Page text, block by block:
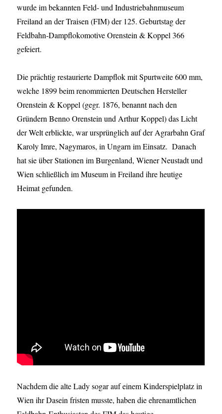
wurde im bekannten Feld- und Industriebahnmuseum
Freiland an der Traisen (FIM) der 125. Geburtstag der
Feldbahn-Dampflokomotive Orenstein & Koppel 366
gefeiert.
Die prächtig restaurierte Dampflok mit Spurtweite 600 mm,
welche 1899 beim renommierten Deutschen Hersteller
Orenstein & Koppel (gegr. 1876, benannt nach den
Gründern Benno Orenstein und Arthur Koppel) das Licht
der Welt erblickte, war ursprünglich auf der Agrarbahn Graf
Karoly Imre, Nagymaros, in Ungarn im Einsatz. Danach
hat sie über Stationen im Burgenland, Wiener Neustadt und
Wien schließlich im Museum in Freiland ihre heutige
Heimat gefunden.
Nachdem die alte Lady sogar auf einem Kinderspielplatz in
Wien ihr Dasein fristen musste, haben die ehrenamtlichen